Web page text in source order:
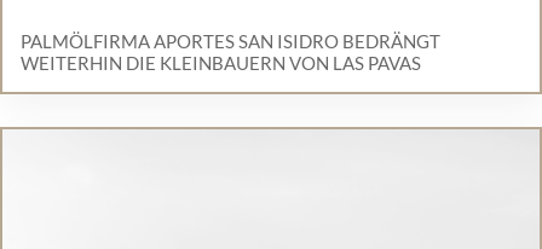
PALMÖLFIRMA APORTES SAN ISIDRO BEDRÄNGT
WEITERHIN DIE KLEINBAUERN VON LAS PAVAS